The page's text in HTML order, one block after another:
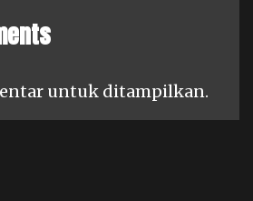
untuk ditampilkan.